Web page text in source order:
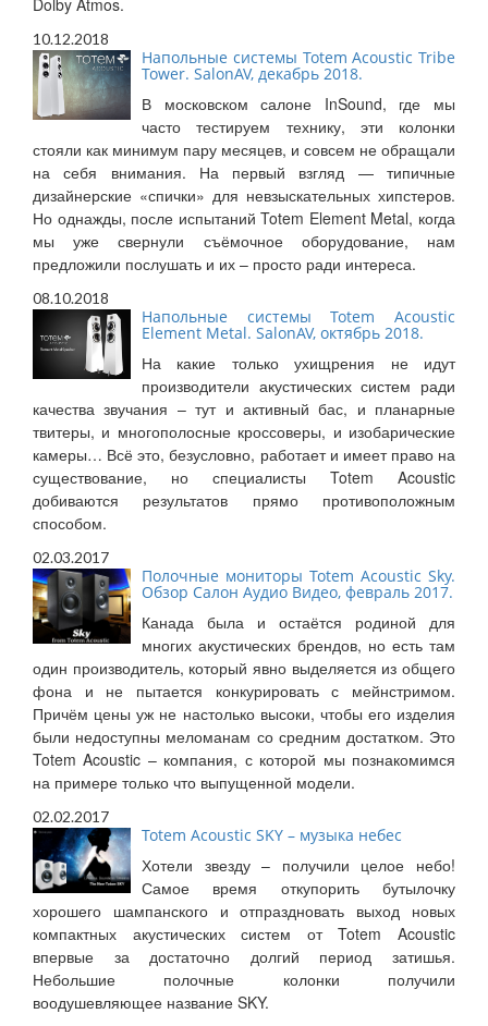
Dolby Atmos.
10.12.2018
Напольные системы Totem Acoustic Tribe
Tower. SalonAV, декабрь 2018.
В московском салоне InSound, где мы
часто тестируем технику, эти колонки
стояли как минимум пару месяцев, и совсем не обращали
на себя внимания. На первый взгляд — типичные
дизайнерские «спички» для невзыскательных хипстеров.
Но однажды, после испытаний Totem Element Metal, когда
мы уже свернули съёмочное оборудование, нам
предложили послушать и их – просто ради интереса.
08.10.2018
Напольные системы Totem Acoustic
Element Metal. SalonAV, октябрь 2018.
На какие только ухищрения не идут
производители акустических систем ради
качества звучания – тут и активный бас, и планарные
твитеры, и многополосные кроссоверы, и изобарические
камеры… Всё это, безусловно, работает и имеет право на
существование, но специалисты Totem Acoustic
добиваются результатов прямо противоположным
способом.
02.03.2017
Полочные мониторы Totem Acoustic Sky.
Обзор Салон Аудио Видео, февраль 2017.
Канада была и остаётся родиной для
многих акустических брендов, но есть там
один производитель, который явно выделяется из общего
фона и не пытается конкурировать с мейнстримом.
Причём цены уж не настолько высоки, чтобы его изделия
были недоступны меломанам со средним достатком. Это
Totem Acoustic – компания, с которой мы познакомимся
на примере только что выпущенной модели.
02.02.2017
Totem Acoustic SKY – музыка небес
Хотели звезду – получили целое небо!
Самое время откупорить бутылочку
хорошего шампанского и отпраздновать выход новых
компактных акустических систем от Totem Acoustic
впервые за достаточно долгий период затишья.
Небольшие полочные колонки получили
воодушевляющее название SKY.